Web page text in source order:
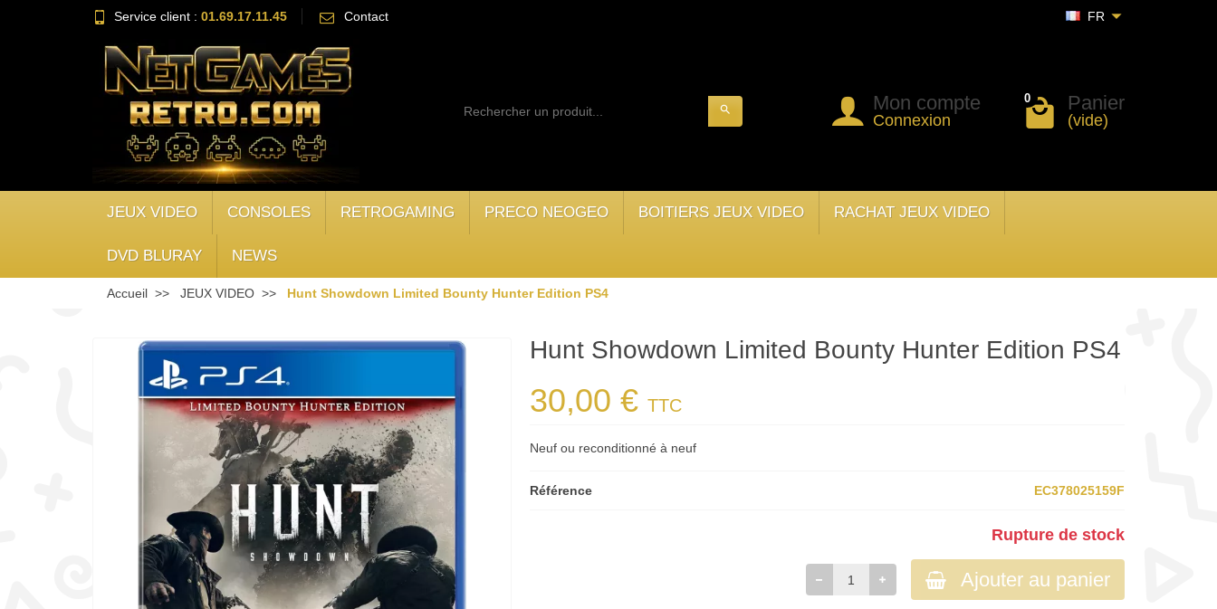
Service client : 01.69.17.11.45 Contact FR
search Mon compte
Connexion
0 Panier
(vide)
JEUX VIDEO CONSOLES RETROGAMING PRECO NEOGEO BOITIERS JEUX VIDEO RACHAT JEUX VIDEO
DVD BLURAY NEWS
Accueil JEUX VIDEO Hunt Showdown Limited Bounty Hunter Edition PS4
Hunt Showdown Limited Bounty Hunter Edition PS4
30,00 €TTC
Neuf ou reconditionné à neuf
Référence EC378025159F
Rupture de stock
Ajouter au panier